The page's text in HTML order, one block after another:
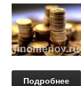
Подробнее